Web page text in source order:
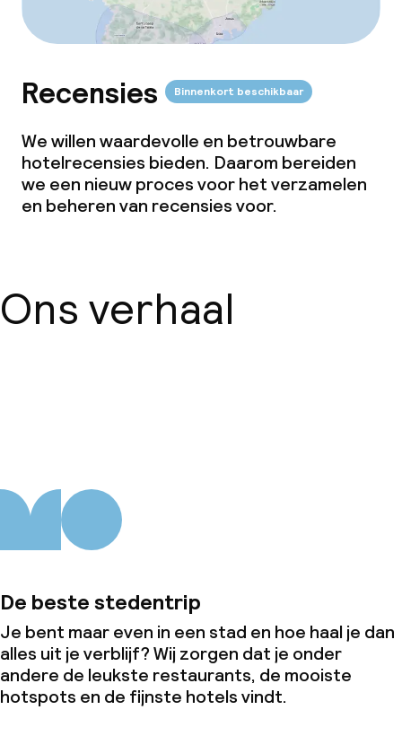
Diner, vast menu
Dieetopties
Speciale dieetopties
Kinderclub
Wasservice
Conferentieruimte
Vergaderruimte
Recensies Binnenkort beschikbaar
We willen waardevolle en betrouwbare
hotelrecensies bieden. Daarom bereiden
we een nieuw proces voor het verzamelen
en beheren van recensies voor.
Ons verhaal
De beste stedentrip
Je bent maar even in een stad en hoe haal je dan
alles uit je verblijf? Wij zorgen dat je onder
andere de leukste restaurants, de mooiste
hotspots en de fijnste hotels vindt.